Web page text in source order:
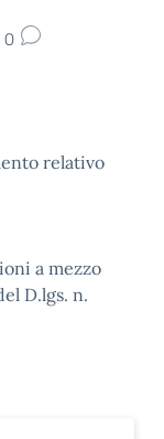
0
relativo
a mezzo
D.lgs. n.